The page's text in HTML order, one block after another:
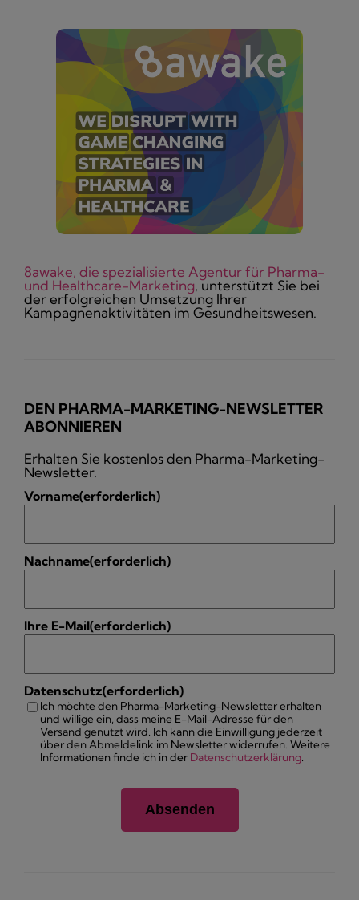
8awake, die spezialisierte Agentur für Pharma-
und Healthcare-Marketing, unterstützt Sie bei
der erfolgreichen Umsetzung Ihrer
Kampagnenaktivitäten im Gesundheitswesen.
DEN PHARMA-MARKETING-NEWSLETTER
ABONNIEREN
Erhalten Sie kostenlos den Pharma-Marketing-
Newsletter.
Vorname(erforderlich)
Nachname(erforderlich)
Ihre E-Mail(erforderlich)
Datenschutz(erforderlich)
Ich möchte den Pharma-Marketing-Newsletter erhalten
und willige ein, dass meine E-Mail-Adresse für den
Versand genutzt wird. Ich kann die Einwilligung jederzeit
über den Abmeldelink im Newsletter widerrufen. Weitere
Informationen finde ich in der Datenschutzerklärung